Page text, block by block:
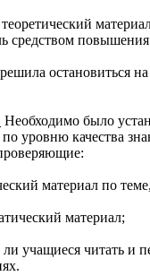
средством
остановиться
Необходимо было
уровню качества
материал по
материал;
учащиеся читать и